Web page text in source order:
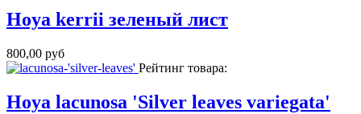
Hoya kerrii зеленый лист
800,00 руб
Рейтинг товара:
Hoya lacunosa 'Silver leaves variegata'